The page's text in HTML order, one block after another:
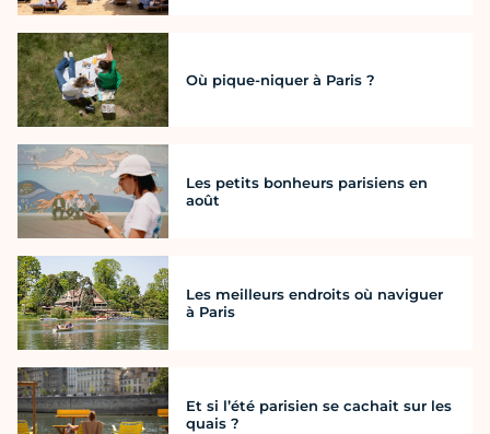
Où pique-niquer à Paris ?
Les petits bonheurs parisiens en
août
Les meilleurs endroits où naviguer
à Paris
Et si l’été parisien se cachait sur les
quais ?